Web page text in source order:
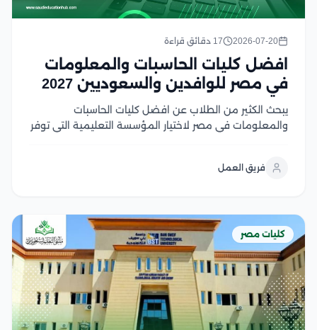
2026-07-20 17 دقائق قراءة
افضل كليات الحاسبات والمعلومات
في مصر للوافدين والسعوديين 2027
يبحث الكثير من الطلاب عن افضل كليات الحاسبات
والمعلومات في مصر لاختيار المؤسسة التعليمية التي توفر
البيانات، أصبحت المقارنة بين الكليات من حيث الجودة،...
فريق العمل
كليات مصر